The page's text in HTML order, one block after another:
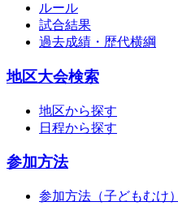
ルール
試合結果
過去成績・歴代横綱
地区大会検索
地区から探す
日程から探す
参加方法
参加方法（子どもむけ）